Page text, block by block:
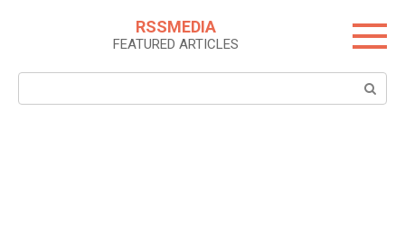
RSSMEDIA
FEATURED ARTICLES
Search: